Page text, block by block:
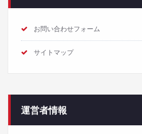
お問い合わせフォーム
サイトマップ
運営者情報